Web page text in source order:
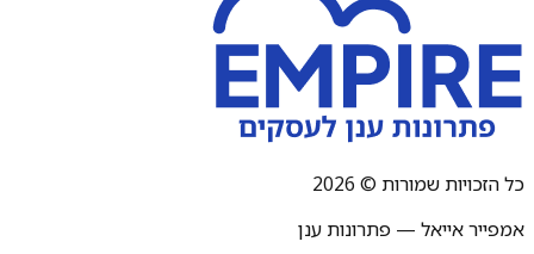
כל הזכויות שמורות © 2026
אמפייר אייאל — פתרונות ענן